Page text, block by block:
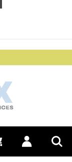
Prihlásiť sa
0 €